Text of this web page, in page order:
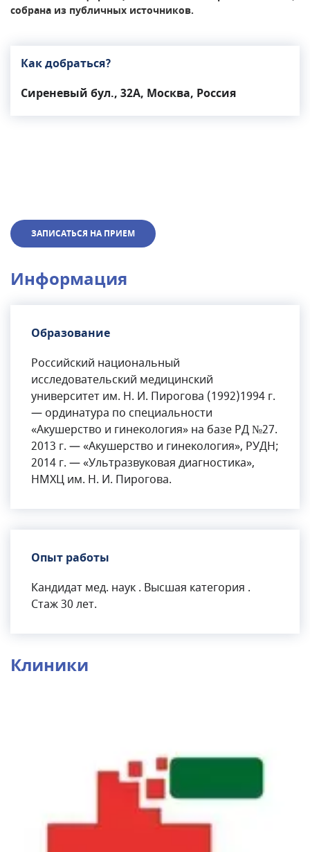
собрана из публичных источников.
Как добраться?
Сиреневый бул., 32А, Москва, Россия
ЗАПИСАТЬСЯ НА ПРИЕМ
Информация
Образование
Российский национальный
исследовательский медицинский
университет им. Н. И. Пирогова (1992)1994 г.
— ординатура по специальности
«Акушерство и гинекология» на базе РД №27.
2013 г. — «Акушерство и гинекология», РУДН;
2014 г. — «Ультразвуковая диагностика»,
НМХЦ им. Н. И. Пирогова.
Опыт работы
Кандидат мед. наук . Высшая категория .
Стаж 30 лет.
Клиники